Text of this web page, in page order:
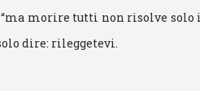
“ma morire tutti non risolve
dire: rileggetevi.